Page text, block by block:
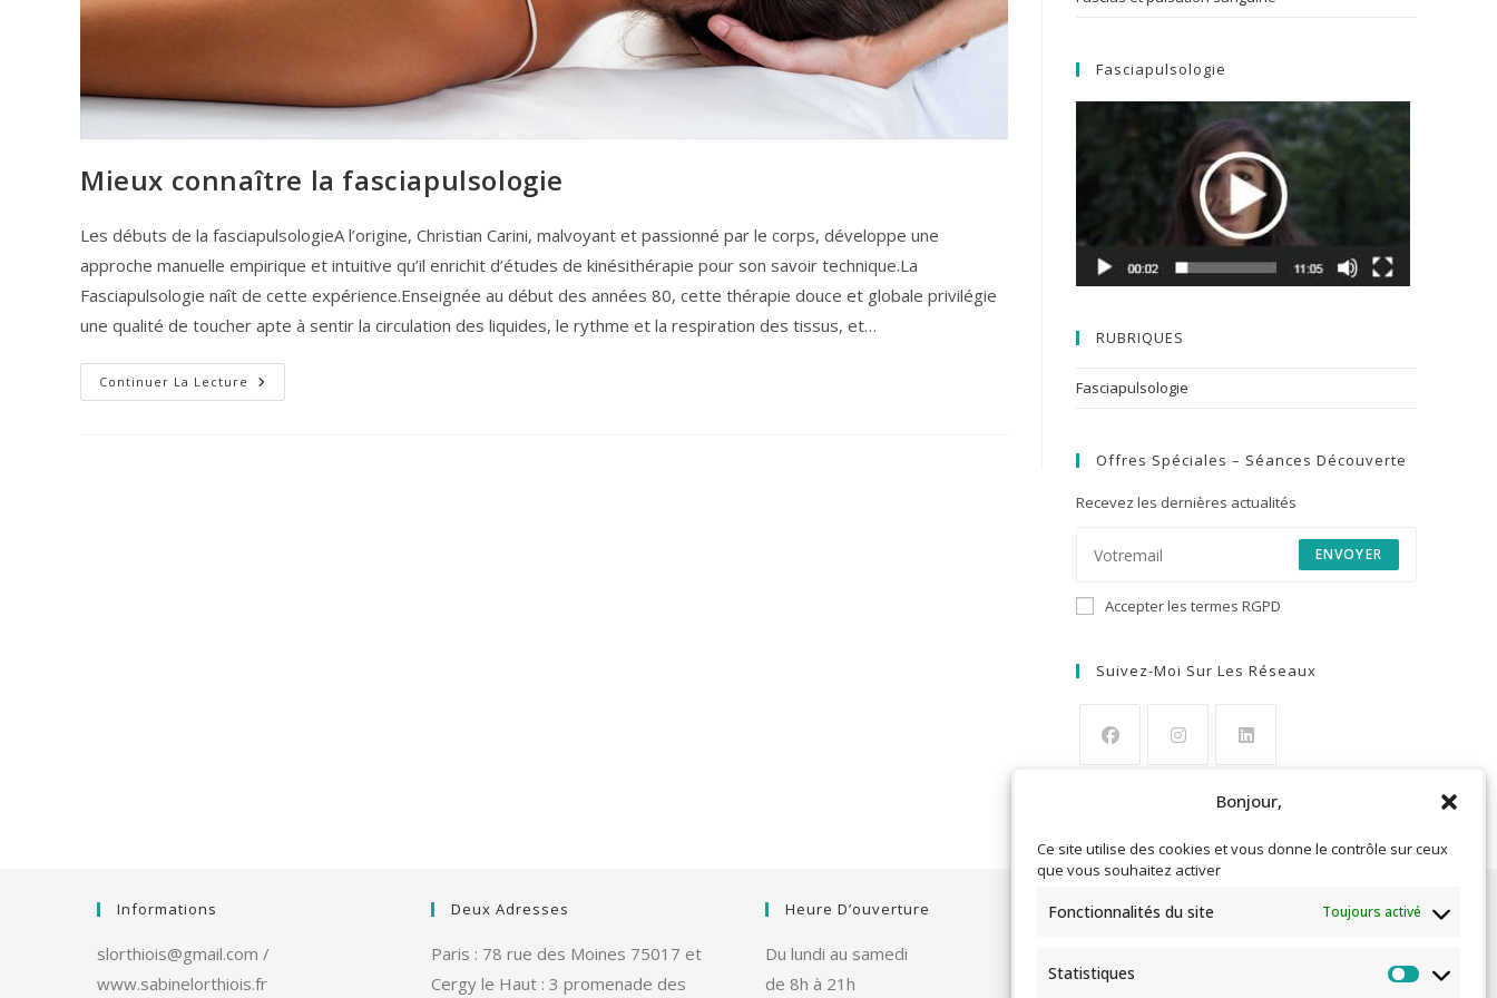
Bonjour,
Ce site utilise des cookies et vous donne le contrôle sur ceux
que vous souhaitez activer
Fonctionnalités du site Toujours activé
Statistiques
Mieux connaître la fasciapulsologie
Les débuts de la fasciapulsologieA l’origine, Christian Carini, malvoyant et passionné par le corps, développe une
approche manuelle empirique et intuitive qu’il enrichit d’études de kinésithérapie pour son savoir technique.La
Fasciapulsologie naît de cette expérience.Enseignée au début des années 80, cette thérapie douce et globale privilégie
une qualité de toucher apte à sentir la circulation des liquides, le rythme et la respiration des tissus, et…
Continuer La Lecture Mieux
Connaître
Fasciapulsologie
RUBRIQUES
Fasciapulsologie
Offres Spéciales – Séances Découverte
Recevez les dernières actualités
ENVOYER
Accepter les termes RGPD
Suivez-Moi Sur Les Réseaux
Informations
slorthiois@gmail.com /
www.sabinelorthiois.fr
Deux Adresses
Paris : 78 rue des Moines 75017 et
Cergy le Haut : 3 promenade des
Heure D’ouverture
Du lundi au samedi
de 8h à 21h
Recevoir Les Offres Spéciales